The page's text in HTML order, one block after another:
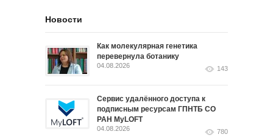
Новости
Как молекулярная генетика
перевернула ботанику
04.08.2026 143
Сервис удалённого доступа к
подписным ресурсам ГПНТБ СО
РАН MyLOFT
04.08.2026 780